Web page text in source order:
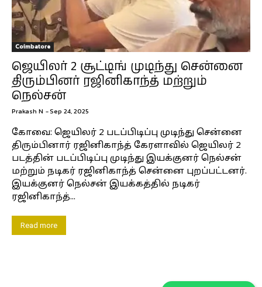
Coimbatore
ஜெயிலர் 2 சூட்டிங் முடிந்து சென்னை
திரும்பினர் ரஜினிகாந்த் மற்றும்
நெல்சன்
Prakash N -Sep 24, 2025
கோவை: ஜெயிலர் 2 படப்பிடிப்பு முடிந்து சென்னை
திரும்பினார் ரஜினிகாந்த் கேரளாவில் ஜெயிலர் 2
படத்தின் படப்பிடிப்பு முடிந்து இயக்குனர் நெல்சன்
மற்றும் நடிகர் ரஜினிகாந்த் சென்னை புறப்பட்டனர்.
இயக்குனர் நெல்சன் இயக்கத்தில் நடிகர்
ரஜினிகாந்த்...
Read more